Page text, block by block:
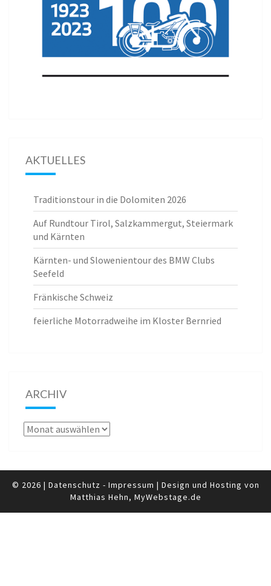
AKTUELLES
Traditionstour in die Dolomiten 2026
Auf Rundtour Tirol, Salzkammergut, Steiermark
und Kärnten
Kärnten- und Slowenientour des BMW Clubs
Seefeld
Fränkische Schweiz
feierliche Motorradweihe im Kloster Bernried
ARCHIV
Archiv
© 2026 | Datenschutz - Impressum | Design und Hosting von
Matthias Hehn, MyWebstage.de